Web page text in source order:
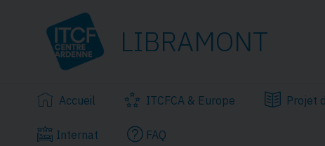
LIBRAMONT
Accueil ITCFCA & Europe Projet
Internat FAQ